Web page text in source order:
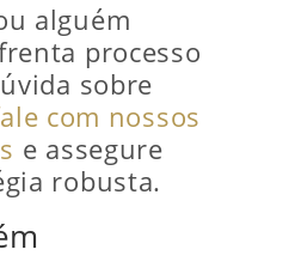
alguém
processo
sobre
com nossos
e assegure
robusta.